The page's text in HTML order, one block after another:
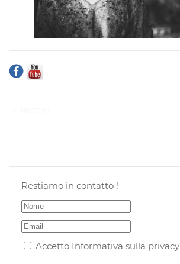
Restiamo in contatto !
Accetto Informativa sulla privacy